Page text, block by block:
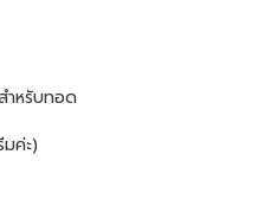
ำหรับทอด
ค่ะ)